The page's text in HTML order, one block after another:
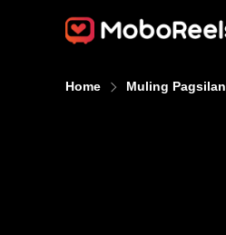
Home Muling